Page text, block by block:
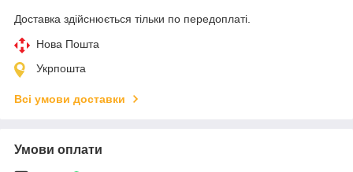
Доставка здійснюється тільки по передоплаті.
Нова Пошта
Укрпошта
Всі умови доставки
Умови оплати